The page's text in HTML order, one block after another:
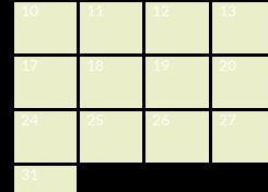
10 11 12 13
17 18 19 20
24 25 26 27
31